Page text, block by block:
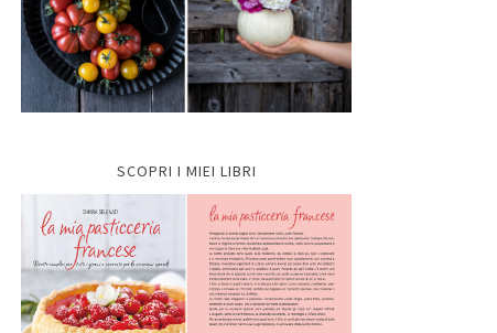
SCOPRI I MIEI LIBRI